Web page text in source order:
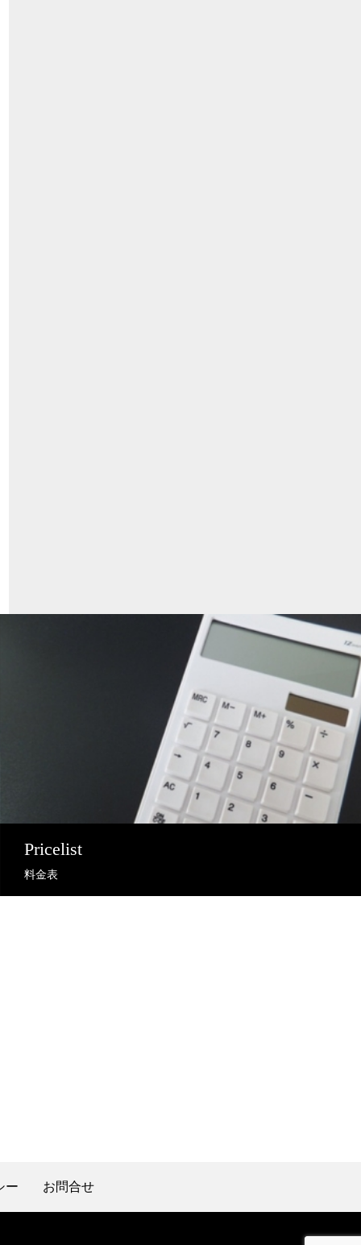
Pricelist
料金表
ー お問合せ